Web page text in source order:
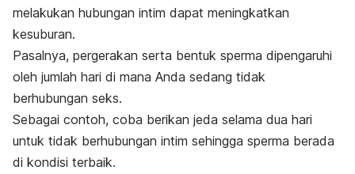
melakukan hubungan intim dapat meningkatkan
kesuburan.
Pasalnya, pergerakan serta bentuk sperma dipengaruhi
oleh jumlah hari di mana Anda sedang tidak
berhubungan seks.
Sebagai contoh, coba berikan jeda selama dua hari
untuk tidak berhubungan intim sehingga sperma berada
di kondisi terbaik.